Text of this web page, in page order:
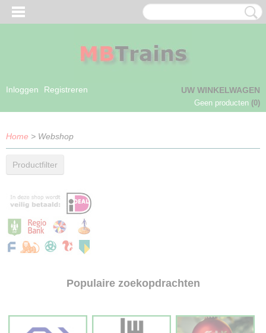
Inloggen Registreren UW WINKELWAGEN
Geen producten (0)
Home > Webshop
Productfilter
Populaire zoekopdrachten